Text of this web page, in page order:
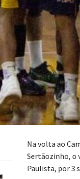
Na volta ao
Sertãozinho, o
Paulista, por 3